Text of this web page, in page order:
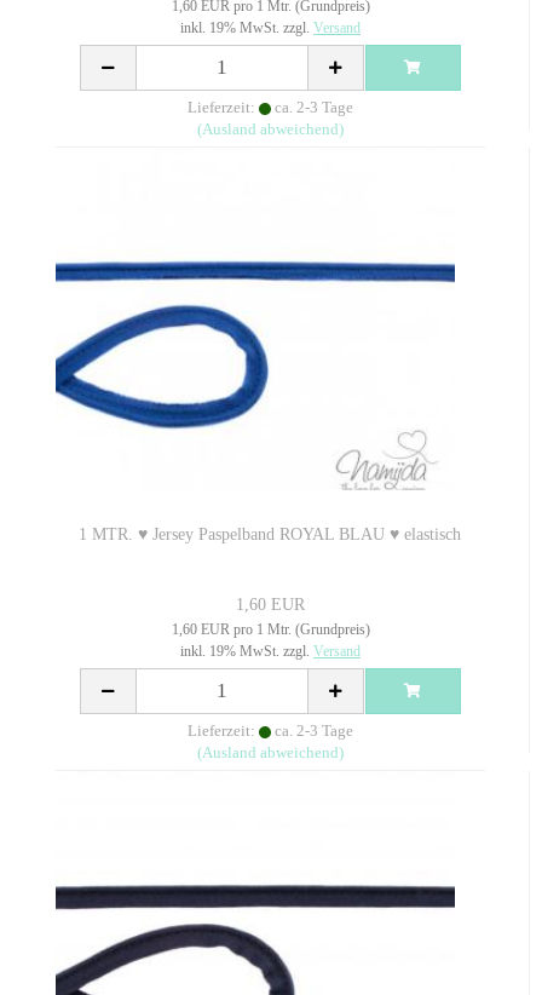
1,60 EUR pro 1 Mtr. (Grundpreis)
inkl. 19% MwSt. zzgl. Versand
Lieferzeit:
ca. 2-3 Tage
(Ausland abweichend)
1 MTR. ♥ Jersey Paspelband ROYAL BLAU ♥ elastisch
1,60 EUR
1,60 EUR pro 1 Mtr. (Grundpreis)
inkl. 19% MwSt. zzgl. Versand
Lieferzeit:
ca. 2-3 Tage
(Ausland abweichend)